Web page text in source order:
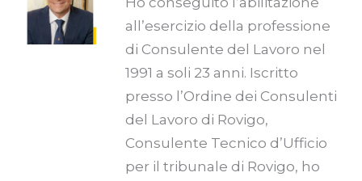
all’esercizio della professione
di Consulente del Lavoro nel
1991 a soli 23 anni. Iscritto
presso l’Ordine dei Consulenti
del Lavoro di Rovigo,
Consulente Tecnico d’Ufficio
per il tribunale di Rovigo, ho